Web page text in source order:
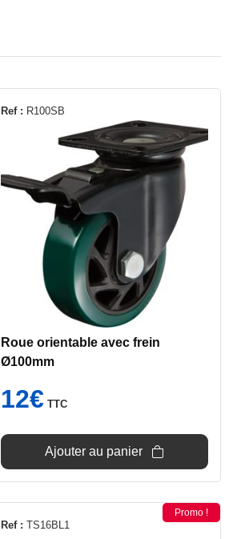
Ref : R100SB
Roue orientable avec frein
Ø100mm
12€ TTC
Ajouter au panier
Ref : TS16BL1
Promo !